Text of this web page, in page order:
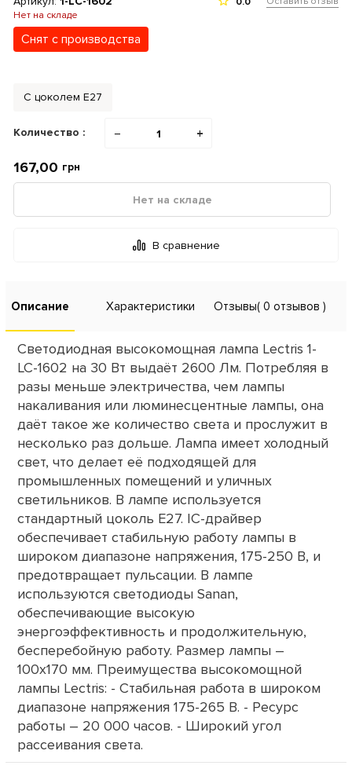
Нет на складе
Снят с производства
С цоколем Е27
Количество : − +
167,00 грн
Нет на складе
В сравнение
Описание Характеристики Отзывы( 0 отзывов )
Светодиодная высокомощная лампа Lectris 1-
LC-1602 на 30 Вт выдаёт 2600 Лм. Потребляя в
разы меньше электричества, чем лампы
накаливания или люминесцентные лампы, она
даёт такое же количество света и прослужит в
несколько раз дольше. Лампа имеет холодный
свет, что делает её подходящей для
промышленных помещений и уличных
светильников. В лампе используется
стандартный цоколь Е27. IC-драйвер
обеспечивает стабильную работу лампы в
широком диапазоне напряжения, 175-250 В, и
предотвращает пульсации. В лампе
используются светодиоды Sanan,
обеспечивающие высокую
энергоэффективность и продолжительную,
бесперебойную работу. Размер лампы –
100х170 мм. Преимущества высокомощной
лампы Lectris: - Стабильная работа в широком
диапазоне напряжения 175-265 В. - Ресурс
работы – 20 000 часов. - Широкий угол
рассеивания света.